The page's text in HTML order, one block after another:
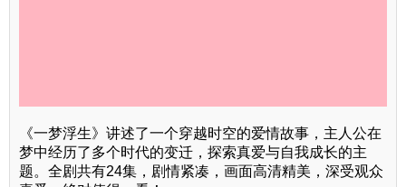
《一梦浮生》讲述了一个穿越时空的爱情故事，主人公在
梦中经历了多个时代的变迁，探索真爱与自我成长的主
题。全剧共有24集，剧情紧凑，画面高清精美，深受观众